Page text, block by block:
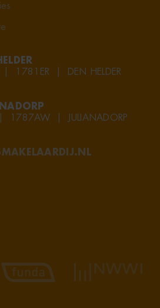
| 1781ER | DEN HELDER
1787AW | JULIANADORP